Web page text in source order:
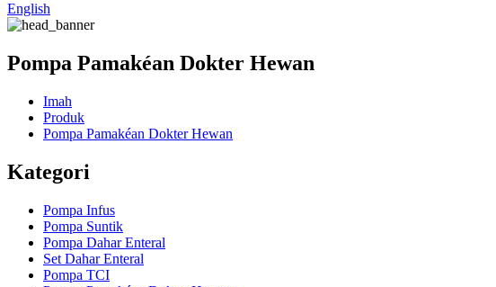
English
Pompa Pamakéan Dokter Hewan
Imah
Produk
Pompa Pamakéan Dokter Hewan
Kategori
Pompa Infus
Pompa Suntik
Pompa Dahar Enteral
Set Dahar Enteral
Pompa TCI